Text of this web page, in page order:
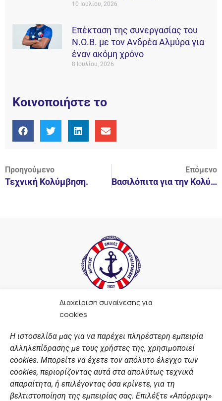
Διαχείριση συναίνεσης για
cookies
Η ιστοσελίδα μας για να παρέχει πληρέστερη εμπειρία
αλληλεπίδρασης με τους χρήστες της, χρησιμοποιεί
cookies. Μπορείτε να έχετε τον απόλυτο έλεγχο των
cookies, περιορίζοντας αυτά στα απολύτως τεχνικά
απαραίτητα, ή επιλέγοντας όσα κρίνετε, για τη
βελτιστοποίηση της εμπειρίας σας. Επιλέξτε «Απόρριψη»
10 Ιουλίου, 2026
Επέκταση της συνεργασίας του
Ν.Ο.Β. με τον Ανδρέα Αλμύρα για
έναν ακόμη χρόνο
8 Ιουλίου, 2026
Κοινοποιήστε το
Προηγούμενο
Τεχνική Κολύμβηση.
Επόμενο
Βασιλόπιτα για την Κολύμβηση και την Τεχνική.
F
a
e
b
o
o
k
t
a
g
r
a
m
t
u
b
e
n
k
e
d
i
n
ΣΎΝΔΕΣΜΟΙ
Αθλητικές σχολές
Διάπλους